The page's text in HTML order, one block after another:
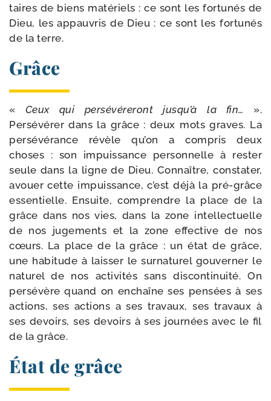
taires de biens maté­riels : ce sont les for­tu­nés de
Dieu, les appau­vris de Dieu : ce sont les for­tu­nés
de la terre.
Grâce
« Ceux qui per­sé­vé­re­ront jusqu’à la fin… ».
Persévérer dans la grâce : deux mots graves. La
per­sé­vé­rance révèle qu’on a com­pris deux
choses : son impuis­sance per­son­nelle à res­ter
seule dans la ligne de Dieu. Connaître, consta­ter,
avouer cette impuis­sance, c’est déjà la pré-​grâce
essen­tielle. Ensuite, com­prendre la place de la
grâce dans nos vies, dans la zone intel­lec­tuelle
de nos juge­ments et la zone effec­tive de nos
cœurs. La place de la grâce : un état de grâce,
une habi­tude à lais­ser le sur­na­tu­rel gou­ver­ner le
natu­rel de nos acti­vi­tés sans dis­con­ti­nui­té. On
per­sé­vère quand on enchaîne ses pen­sées à ses
actions, ses actions a ses tra­vaux, ses tra­vaux à
ses devoirs, ses devoirs à ses jour­nées avec le fil
de la grâce.
État de grâce